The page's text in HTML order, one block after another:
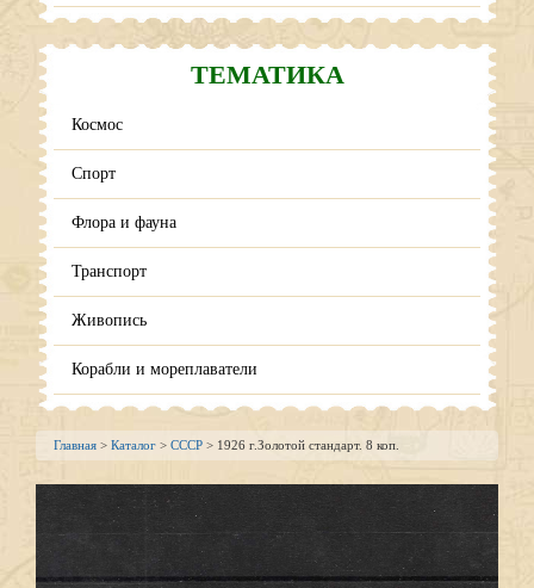
ТЕМАТИКА
Космос
Спорт
Флора и фауна
Транспорт
Живопись
Корабли и мореплаватели
Главная > Каталог > СССР > 1926 г.Золотой стандарт. 8 коп.